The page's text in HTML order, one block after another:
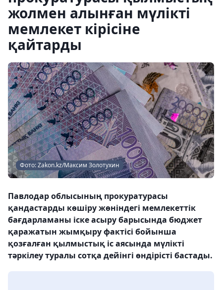
жолмен алынған мүлікті
мемлекет кірісіне
қайтарды
Фото: Zakon.kz/Максим Золотухин
Павлодар облысының прокуратурасы
қандастарды көшіру жөніндегі мемлекеттік
бағдарламаны іске асыру барысында бюджет
қаражатын жымқыру фактісі бойынша
қозғалған қылмыстық іс аясында мүлікті
тәркілеу туралы сотқа дейінгі өндірісті бастады.